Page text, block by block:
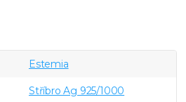
Estemia
Stříbro Ag 925/1000